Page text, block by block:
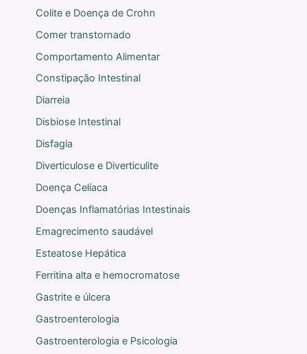
Colite e Doença de Crohn
Comer transtornado
Comportamento Alimentar
Constipação Intestinal
Diarreia
Disbiose Intestinal
Disfagia
Diverticulose e Diverticulite
Doença Celíaca
Doenças Inflamatórias Intestinais
Emagrecimento saudável
Esteatose Hepática
Ferritina alta e hemocromatose
Gastrite e úlcera
Gastroenterologia
Gastroenterologia e Psicologia